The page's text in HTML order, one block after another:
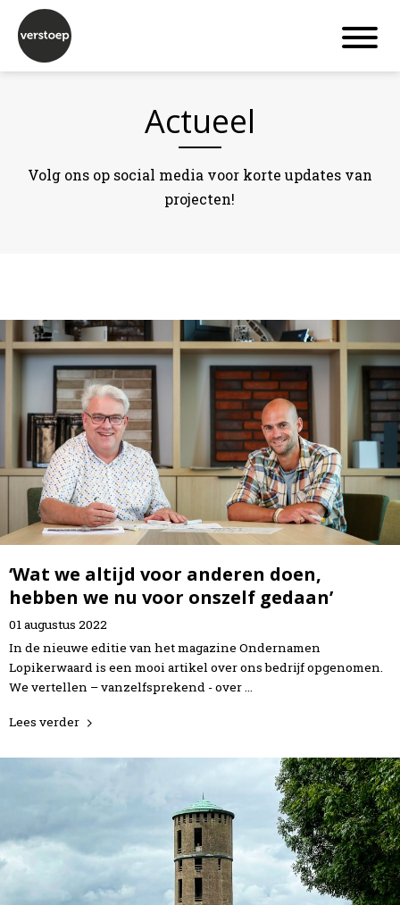
Actueel
Volg ons op social media voor korte updates van
projecten!
‘Wat we altijd voor anderen doen,
hebben we nu voor onszelf gedaan’
01augustus 2022
In de nieuwe editie van het magazine Ondernamen
Lopikerwaard is een mooi artikel over ons bedrijf opgenomen.
We vertellen – vanzelfsprekend - over …
Lees verder